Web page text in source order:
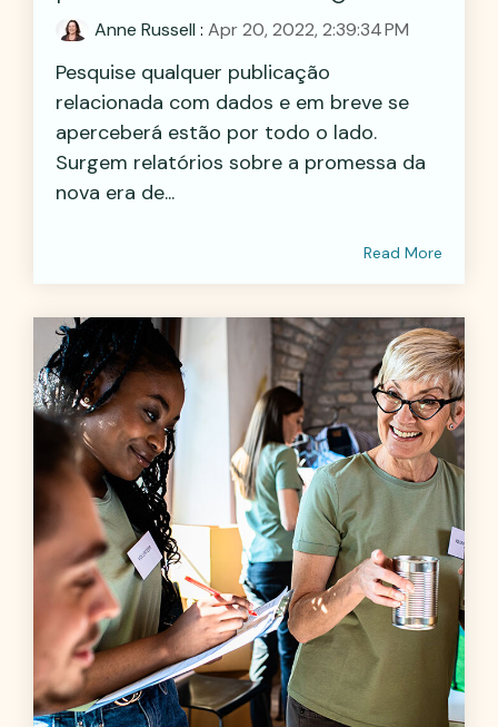
Anne Russell : Apr 20, 2022, 2:39:34 PM
Pesquise qualquer publicação
relacionada com dados e em breve se
aperceberá estão por todo o lado.
Surgem relatórios sobre a promessa da
nova era de...
Read More